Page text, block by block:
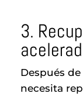
3.
Después
necesita